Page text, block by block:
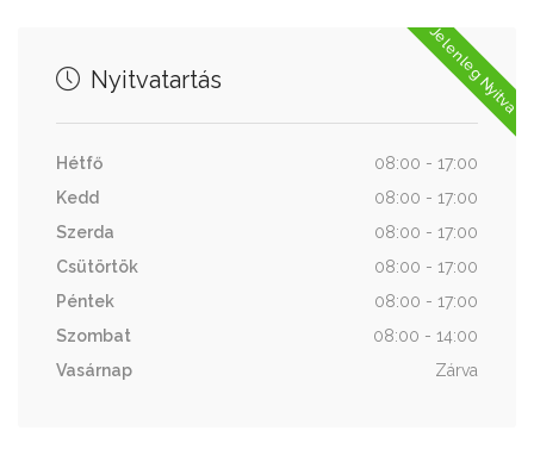
Jelenleg Nyitva
Nyitvatartás
Hétfő
08:00 - 17:00
Kedd
08:00 - 17:00
Szerda
08:00 - 17:00
Csütörtök
08:00 - 17:00
Péntek
08:00 - 17:00
Szombat
08:00 - 14:00
Vasárnap
Zárva